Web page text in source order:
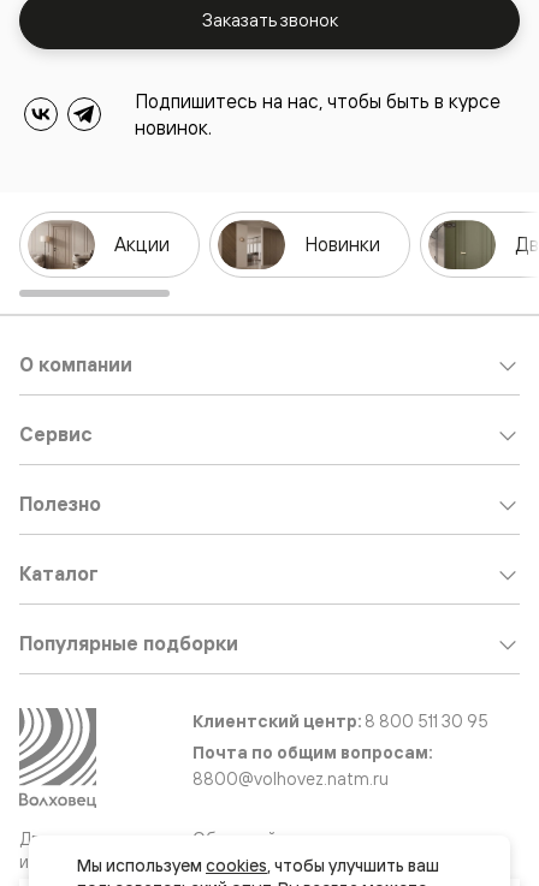
Заказать звонок
Подпишитесь на нас, чтобы быть в курсе
новинок.
Акции Новинки
Двери
и интерьерные
О компании
Сервис
Полезно
Каталог
Популярные подборки
Клиентский центр: 8 800 511 30 95
Почта по общим вопросам:
8800@volhovez.natm.ru
Обратный звонок
Мы используем cookies, чтобы улучшить ваш